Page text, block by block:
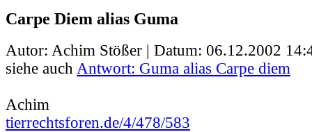
Carpe Diem alias Guma
Autor: Achim Stößer | Datum: 06.12.2002
siehe auch Antwort: Guma alias Carpe diem
Achim
tierrechtsforen.de/4/478/583